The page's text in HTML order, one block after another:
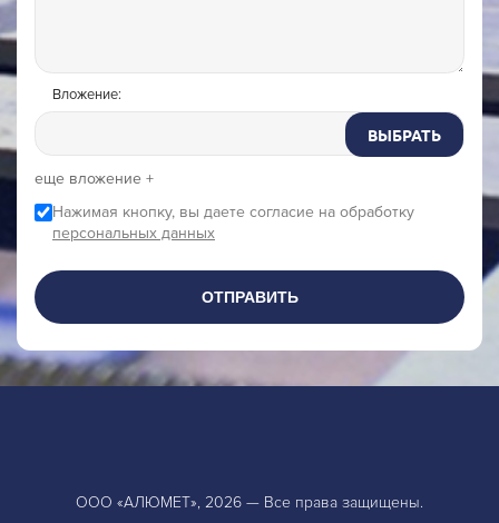
Вложение:
ВЫБРАТЬ
еще вложение +
Нажимая кнопку, вы даете согласие на обработку
персональных данных
ОТПРАВИТЬ
ООО «АЛЮМЕТ», 2026 — Все права защищены.